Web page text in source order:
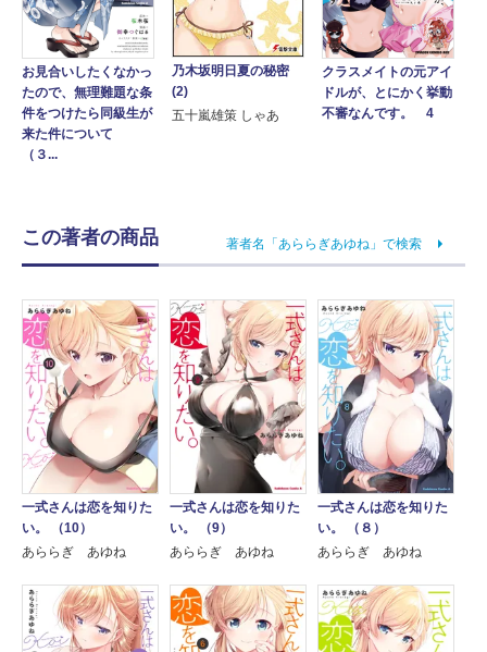
お見合いしたくなかっ
たので、無理難題な条
件をつけたら同級生が
来た件について
（３...
乃木坂明日夏の秘密
(2)
五十嵐雄策 しゃあ
クラスメイトの元アイ
ドルが、とにかく挙動
不審なんです。 4
この著者の商品 著者名「あららぎあゆね」で検索
一式さんは恋を知りた
い。 （10）
あららぎ あゆね
一式さんは恋を知りた
い。 （9）
あららぎ あゆね
一式さんは恋を知りた
い。 （８）
あららぎ あゆね